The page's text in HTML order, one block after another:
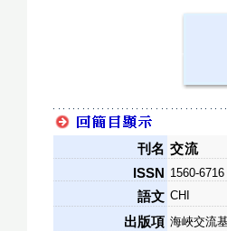
刊名 交流
ISSN
1560-6716
語文 CHI
出版項 海峽交流